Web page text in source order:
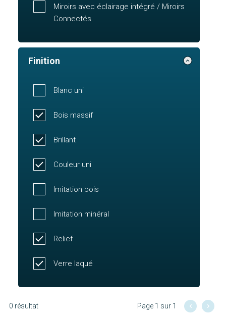
Miroirs avec éclairage intégré / Miroirs
Connectés
Finition
Blanc uni
Bois massif
Brillant
Couleur uni
Imitation bois
Imitation minéral
Relief
Verre laqué
0 résultat Page 1 sur 1